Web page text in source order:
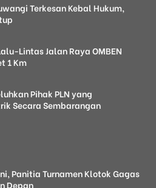
Terkesan Kebal Hukum,
Lintas Jalan Raya OMBEN
1 Km
Pihak PLN yang
Secara Sembarangan
Panitia Turnamen Klotok Gagas
Depan